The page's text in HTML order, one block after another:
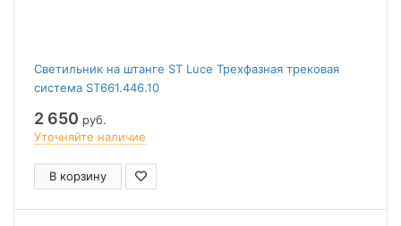
Светильник на штанге ST Luce Трехфазная трековая
система ST661.446.10
2 650 руб.
Уточняйте наличие
В корзину